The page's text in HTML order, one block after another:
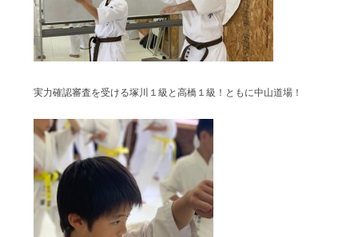
実力確認審査を受ける塚川１級と高橋１級！ともに中山道場！